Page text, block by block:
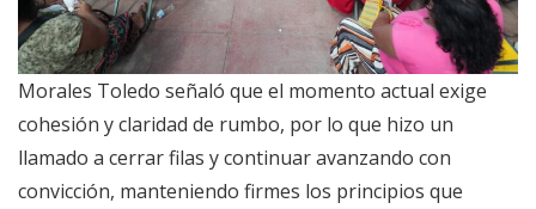
Morales Toledo señaló que el momento actual exige
cohesión y claridad de rumbo, por lo que hizo un
llamado a cerrar filas y continuar avanzando con
convicción, manteniendo firmes los principios que